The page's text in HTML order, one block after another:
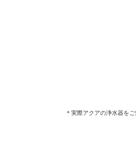
＊実際アクアの浄水器を